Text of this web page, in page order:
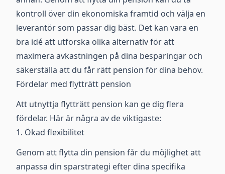
kontroll över din ekonomiska framtid och välja en
leverantör som passar dig bäst. Det kan vara en
bra idé att utforska olika alternativ för att
maximera avkastningen på dina besparingar och
säkerställa att du får rätt pension för dina behov.
Fördelar med flytträtt pension
Att utnyttja flytträtt pension kan ge dig flera
fördelar. Här är några av de viktigaste:
1. Ökad flexibilitet
Genom att flytta din pension får du möjlighet att
anpassa din sparstrategi efter dina specifika